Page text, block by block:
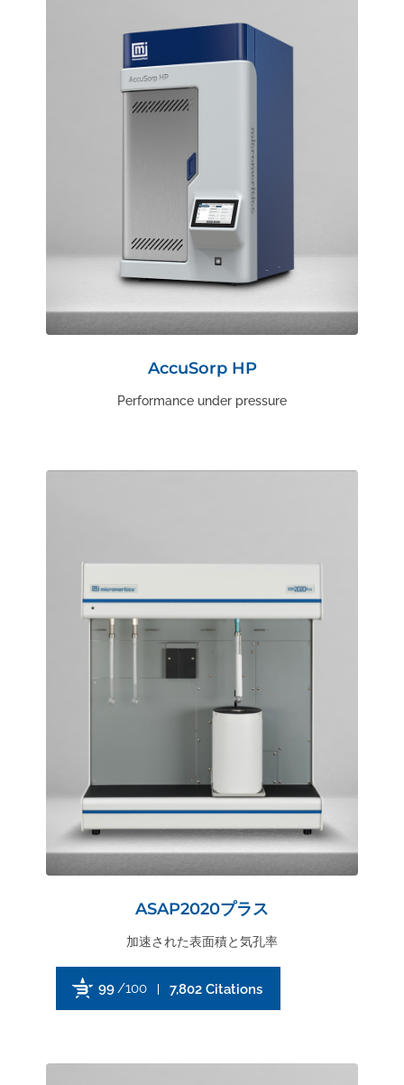
AccuSorp HP
Performance under pressure
ASAP2020プラス
加速された表面積と気孔率
99/100 7,802 Citations